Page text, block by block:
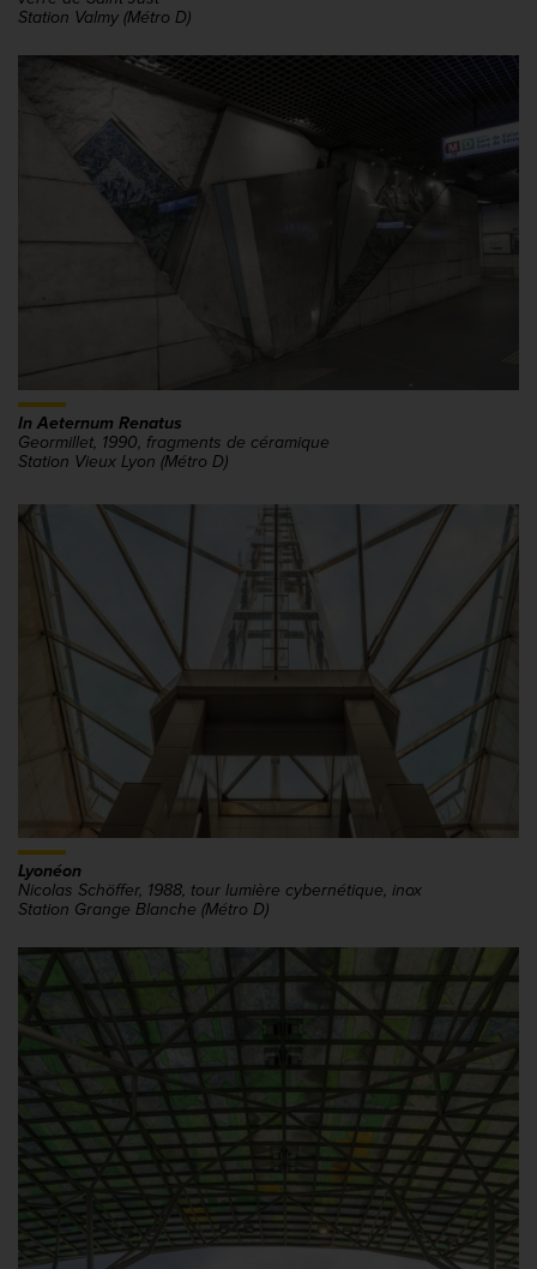
Station Valmy (Métro D)
In Aeternum Renatus
Geormillet, 1990, fragments de céramique
Station Vieux Lyon (Métro D)
Lyonéon
Nicolas Schöffer, 1988, tour lumière cybernétique, inox
Station Grange Blanche (Métro D)